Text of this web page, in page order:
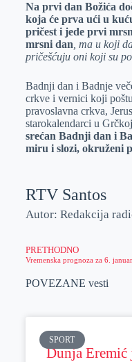
Na prvi dan Božića
koja će prva ući u
pričest i jede prvi
mrsni dan , ma u koji
pričešćuju oni koji su
Badnji dan i Badnje
crkve i vernici koji
pravoslavna crkva,
starokalendarci u
srećan Badnji dan i
miru i slozi, okruženi
RTV Santos
Autor: Redakcija
PRETHODNO
Vremenska prognoza za 6. januar
POVEZANE vesti
SPORT
Dunja Eremić